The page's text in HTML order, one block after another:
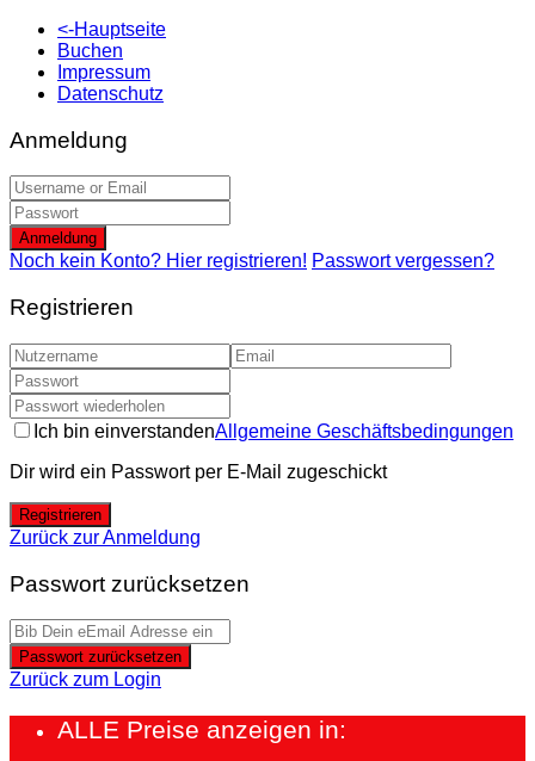
<-Hauptseite
Buchen
Impressum
Datenschutz
Anmeldung
Anmeldung
Noch kein Konto? Hier registrieren! Passwort vergessen?
Registrieren
Ich bin einverstandenAllgemeine Geschäftsbedingungen
Dir wird ein Passwort per E-Mail zugeschickt
Registrieren
Zurück zur Anmeldung
Passwort zurücksetzen
Passwort zurücksetzen
Zurück zum Login
ALLE Preise anzeigen in: